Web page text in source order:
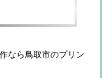
なら鳥取市のプリン